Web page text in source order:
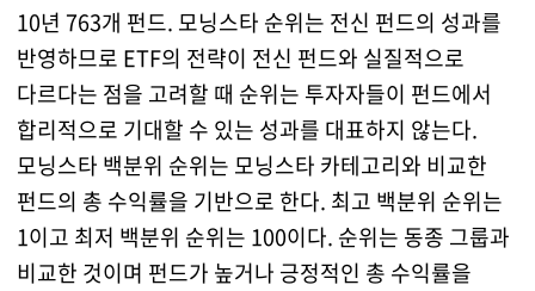
10년 763개 펀드. 모닝스타 순위는 전신 펀드의 성과를
반영하므로 ETF의 전략이 전신 펀드와 실질적으로
다르다는 점을 고려할 때 순위는 투자자들이 펀드에서
합리적으로 기대할 수 있는 성과를 대표하지 않는다.
모닝스타 백분위 순위는 모닝스타 카테고리와 비교한
펀드의 총 수익률을 기반으로 한다. 최고 백분위 순위는
1이고 최저 백분위 순위는 100이다. 순위는 동종 그룹과
비교한 것이며 펀드가 높거나 긍정적인 총 수익률을